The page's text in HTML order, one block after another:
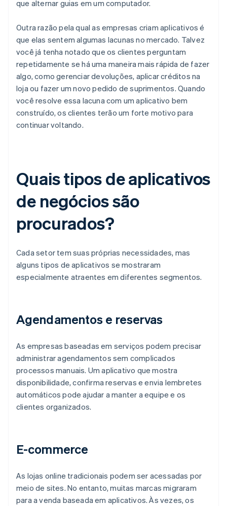
que alternar guias em um computador.
Outra razão pela qual as empresas criam aplicativos é
que elas sentem algumas lacunas no mercado. Talvez
você já tenha notado que os clientes perguntam
repetidamente se há uma maneira mais rápida de fazer
algo, como gerenciar devoluções, aplicar créditos na
loja ou fazer um novo pedido de suprimentos. Quando
você resolve essa lacuna com um aplicativo bem
construído, os clientes terão um forte motivo para
continuar voltando.
Quais tipos de aplicativos
de negócios são
procurados?
Cada setor tem suas próprias necessidades, mas
alguns tipos de aplicativos se mostraram
especialmente atraentes em diferentes segmentos.
Agendamentos e reservas
As empresas baseadas em serviços podem precisar
administrar agendamentos sem complicados
processos manuais. Um aplicativo que mostra
disponibilidade, confirma reservas e envia lembretes
automáticos pode ajudar a manter a equipe e os
clientes organizados.
E-commerce
As lojas online tradicionais podem ser acessadas por
meio de sites. No entanto, muitas marcas migraram
para a venda baseada em aplicativos. Às vezes, os